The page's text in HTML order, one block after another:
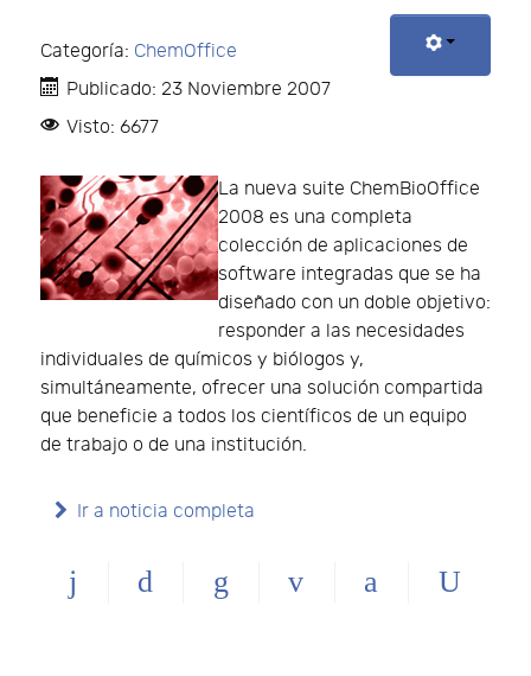
Categoría: ChemOffice
Publicado: 23 Noviembre 2007
Visto: 6677
La nueva suite ChemBioOffice
2008 es una completa
colección de aplicaciones de
software integradas que se ha
diseñado con un doble objetivo:
responder a las necesidades
individuales de químicos y biólogos y,
simultáneamente, ofrecer una solución compartida
que beneficie a todos los científicos de un equipo
de trabajo o de una institución.
Ir a noticia completa